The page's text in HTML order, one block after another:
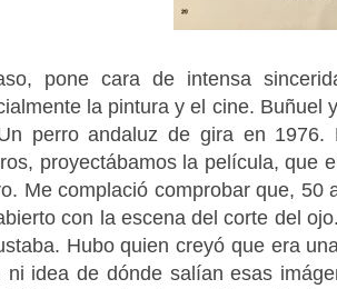
pone cara de intensa
la pintura y el cine.
Un perro andaluz de gira en
proyectábamos la película, que
Me complació comprobar que, 50
con la escena del corte del
Hubo quien creyó que era
ni idea de dónde salían esas